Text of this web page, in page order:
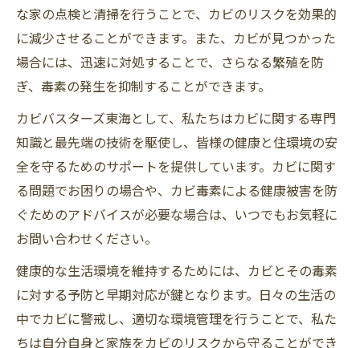
な家の点検と清掃を行うことで、カビのリスクを効果的
に減少させることができます。また、カビが見つかった
場合には、迅速に対処することで、さらなる繁殖を防
ぎ、毒素の発生を抑制することができます。
カビバスターズ東海として、私たちはカビに関する専門
知識と最先端の技術を駆使し、皆様の健康と住環境の安
全を守るためのサポートを提供しています。カビに関す
る問題でお困りの場合や、カビ毒素による健康被害を防
ぐためのアドバイスが必要な場合は、いつでもお気軽に
お問い合わせください。
健康的な生活環境を維持するためには、カビとその毒素
に対する予防と早期対応が鍵となります。日々の生活の
中でカビに警戒し、適切な環境管理を行うことで、私た
ちは自分自身と家族をカビのリスクから守ることができ